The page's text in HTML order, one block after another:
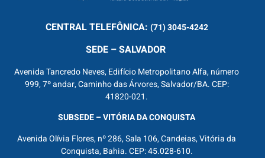
CENTRALTELEFÔNICA: (71) 3045-4242
SEDE – SALVADOR
Avenida Tancredo Neves, Edifício Metropolitano Alfa, número
999, 7º andar, Caminho das Árvores, Salvador/BA. CEP:
41820-021.
SUBSEDE – VITÓRIA DA CONQUISTA
Avenida Olívia Flores, nº 286, Sala 106, Candeias, Vitória da
Conquista, Bahia. CEP: 45.028-610.